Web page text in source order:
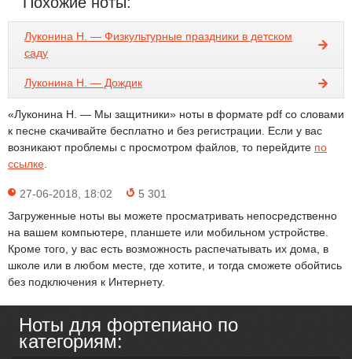
Луконина Н. — Физкультурные праздники в детском
саду
Луконина Н. — Дождик
«Луконина Н. — Мы защитники» ноты в формате pdf со словами
к песне скачивайте бесплатно и без регистрации. Если у вас
возникают проблемы с просмотром файлов, то перейдите по
ссылке
27-06-2018, 18:02
5 301
Загруженные ноты вы можете просматривать непосредственно
на вашем компьютере, планшете или мобильном устройстве.
Кроме того, у вас есть возможность распечатывать их дома, в
школе или в любом месте, где хотите, и тогда сможете обойтись
без подключения к Интернету.
Ноты для фортепиано по
категориям: